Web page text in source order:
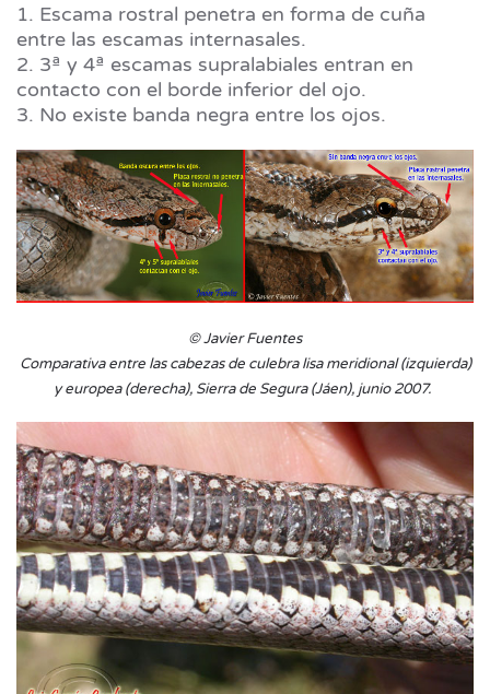
1. Escama rostral penetra en forma de cuña
entre las escamas internasales.
2. 3ª y 4ª escamas supralabiales entran en
contacto con el borde inferior del ojo.
3. No existe banda negra entre los ojos.
© Javier Fuentes
Comparativa entre las cabezas de culebra lisa meridional (izquierda)
y europea (derecha), Sierra de Segura (Jáen), junio 2007.